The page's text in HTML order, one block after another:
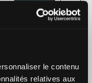
le contenu
relatives aux
1,48
2 +127